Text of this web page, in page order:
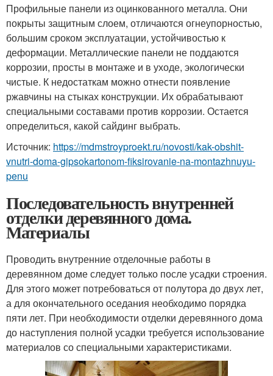
Профильные панели из оцинкованного металла. Они
покрыты защитным слоем, отличаются огнеупорностью,
большим сроком эксплуатации, устойчивостью к
деформации. Металлические панели не поддаются
коррозии, просты в монтаже и в уходе, экологически
чистые. К недостаткам можно отнести появление
ржавчины на стыках конструкции. Их обрабатывают
специальными составами против коррозии. Остается
определиться, какой сайдинг выбрать.
Источник: https://mdmstroyproekt.ru/novosti/kak-obshit-
vnutri-doma-gipsokartonom-fiksirovanie-na-montazhnuyu-
penu
Последовательность внутренней
отделки деревянного дома.
Материалы
Проводить внутренние отделочные работы в
деревянном доме следует только после усадки строения.
Для этого может потребоваться от полутора до двух лет,
а для окончательного оседания необходимо порядка
пяти лет. При необходимости отделки деревянного дома
до наступления полной усадки требуется использование
материалов со специальными характеристиками.